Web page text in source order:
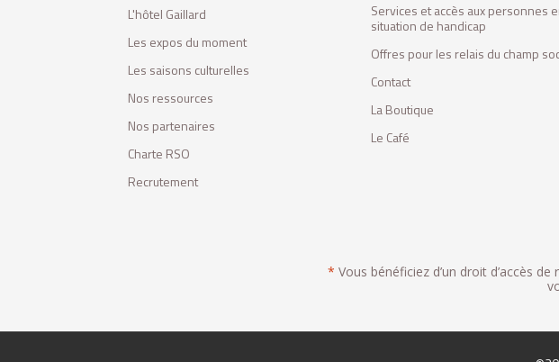
L'hôtel Gaillard
Les expos du moment
Les saisons culturelles
Nos ressources
Nos partenaires
Charte RSO
Recrutement
Services et accès aux personnes
situation de handicap
Offres pour les relais du champ
Contact
La Boutique
Le Café
* Vous bénéficiez d’un droit d’accès